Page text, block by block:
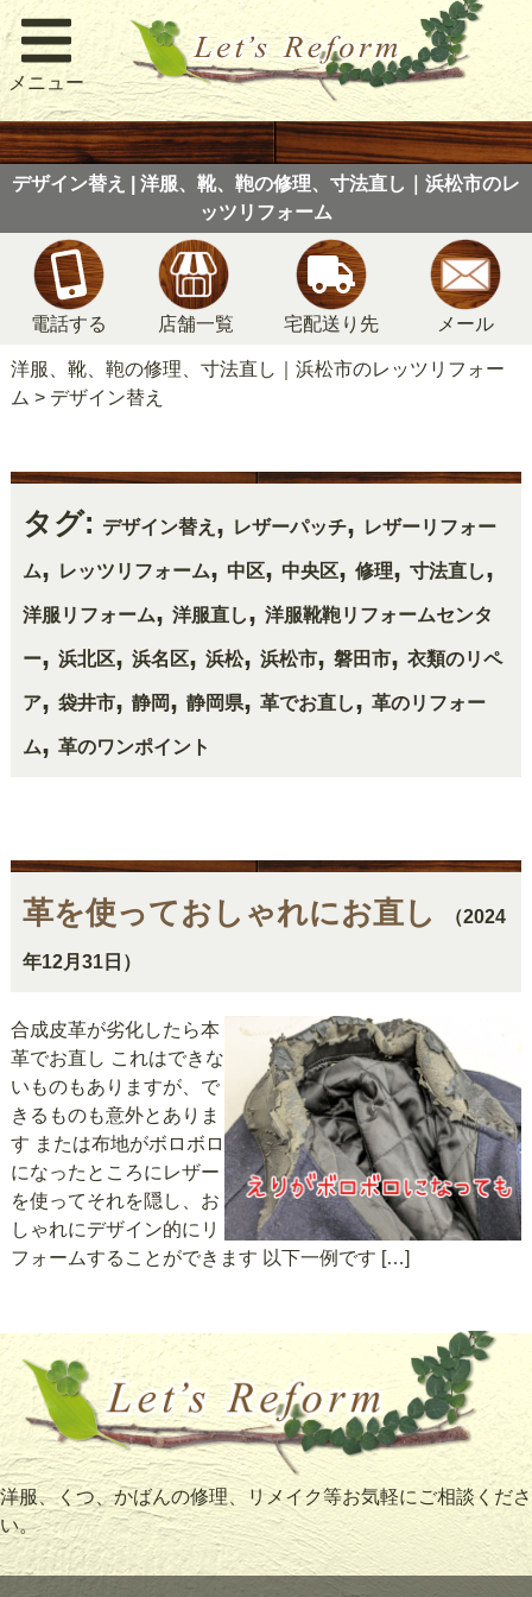
メニュー
デザイン替え | 洋服、靴、鞄の修理、寸法直し｜浜松市のレ
ッツリフォーム
電話する 店舗一覧 宅配送り先 メール
洋服、靴、鞄の修理、寸法直し｜浜松市のレッツリフォー
ム > デザイン替え
タグ: デザイン替え , レザーパッチ, レザーリフォー
ム, レッツリフォーム, 中区, 中央区, 修理, 寸法直し,
洋服リフォーム, 洋服直し, 洋服靴鞄リフォームセンタ
ー, 浜北区, 浜名区, 浜松, 浜松市, 磐田市, 衣類のリペ
ア, 袋井市, 静岡, 静岡県, 革でお直し, 革のリフォー
ム, 革のワンポイント
革を使っておしゃれにお直し （2024
年12月31日）
合成皮革が劣化したら本
革でお直し これはできな
いものもありますが、で
きるものも意外とありま
す または布地がボロボロ
になったところにレザー
を使ってそれを隠し、お
しゃれにデザイン的にリ
フォームすることができます 以下一例です […]
洋服、くつ、かばんの修理、リメイク等お気軽にご相談くださ
い。